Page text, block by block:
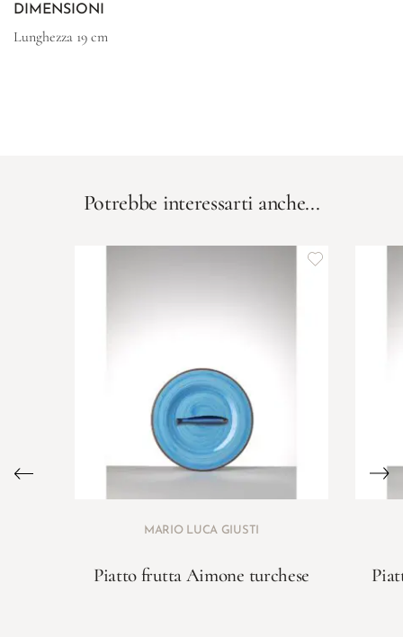
DIMENSIONI
Lunghezza 19 cm
Potrebbe interessarti anche...
MARIO LUCA GIUSTI
Piatto frutta Aimone turchese